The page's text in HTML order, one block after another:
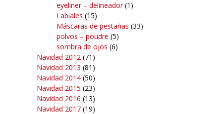
eyeliner – delineador(1)
Labiales (15)
Máscaras de pestañas (33)
polvos – poudre (5)
sombra de ojos (6)
Navidad 2012 (71)
Navidad 2013 (81)
Navidad 2014 (50)
Navidad 2015 (23)
Navidad 2016 (13)
Navidad 2017 (19)